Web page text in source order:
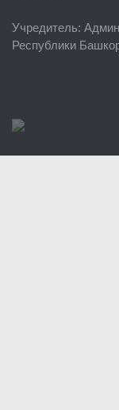
Районные УГЗ
Учредитель:
Республики